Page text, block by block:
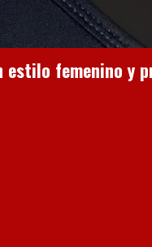
Un estilo